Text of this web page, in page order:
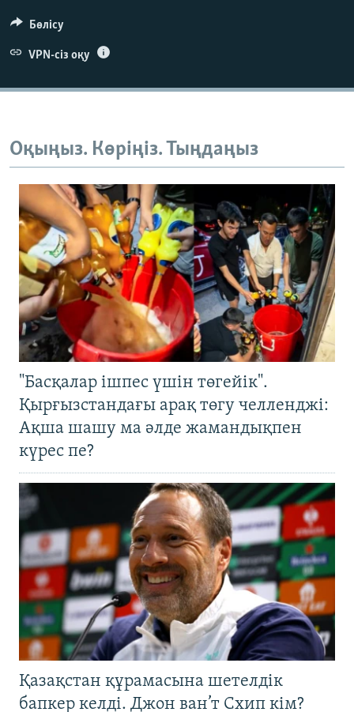
Бөлісу
VPN-сіз оқу
Оқыңыз. Көріңіз. Тыңдаңыз
"Басқалар ішпес үшін төгейік".
Қырғызстандағы арақ төгу челленджі:
Ақша шашу ма әлде жамандықпен
күрес пе?
Қазақстан құрамасына шетелдік
бапкер келді. Джон ван’т Схип кім?